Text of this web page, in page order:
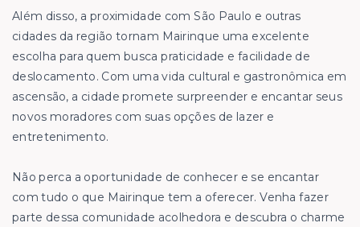
Além disso, a proximidade com São Paulo e outras
cidades da região tornam Mairinque uma excelente
escolha para quem busca praticidade e facilidade de
deslocamento. Com uma vida cultural e gastronômica em
ascensão, a cidade promete surpreender e encantar seus
novos moradores com suas opções de lazer e
entretenimento.
Não perca a oportunidade de conhecer e se encantar
com tudo o que Mairinque tem a oferecer. Venha fazer
parte dessa comunidade acolhedora e descubra o charme